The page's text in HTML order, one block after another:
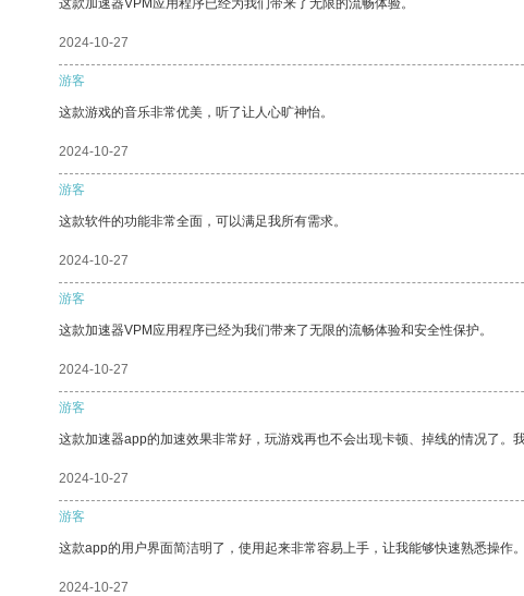
这款加速器VPM应用程序已经为我们带来了无限的流畅体验。
2024-10-27
游客
这款游戏的音乐非常优美，听了让人心旷神怡。
2024-10-27
游客
这款软件的功能非常全面，可以满足我所有需求。
2024-10-27
游客
这款加速器VPM应用程序已经为我们带来了无限的流畅体验和安全性保护。
2024-10-27
游客
这款加速器app的加速效果非常好，玩游戏再也不会出现卡顿、掉线的情况了。
2024-10-27
游客
这款app的用户界面简洁明了，使用起来非常容易上手，让我能够快速熟悉操作。
2024-10-27